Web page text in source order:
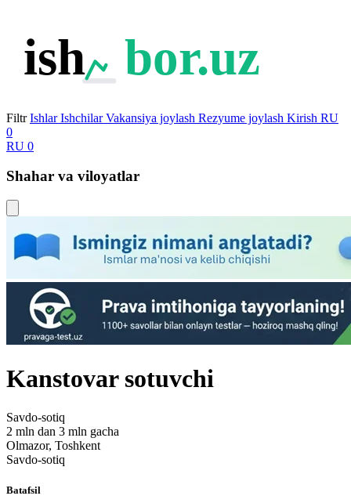
ish bor.uz
Filtr Ishlar Ishchilar Vakansiya joylash Rezyume joylash Kirish RU
0
RU 0
Shahar va viloyatlar
Kanstovar sotuvchi
Savdo-sotiq
2 mln dan 3 mln gacha
Olmazor, Toshkent
Savdo-sotiq
Batafsil